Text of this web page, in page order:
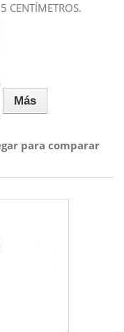
CENTÍMETROS.
Más
para comparar